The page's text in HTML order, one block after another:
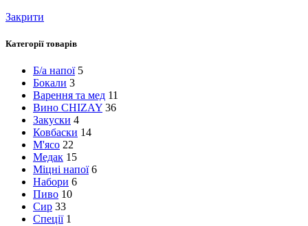
Закрити
Категорії товарів
Б/а напої 5
Бокали 3
Варення та мед 11
Вино CHIZAY 36
Закуски 4
Ковбаски 14
М'ясо 22
Медак 15
Міцні напої 6
Набори 6
Пиво 10
Сир 33
Спеції 1